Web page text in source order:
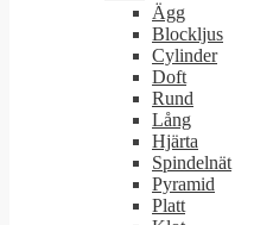
Ägg
Blockljus
Cylinder
Doft
Rund
Lång
Hjärta
Spindelnät
Pyramid
Platt